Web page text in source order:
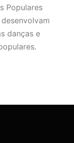
Populares
danças e